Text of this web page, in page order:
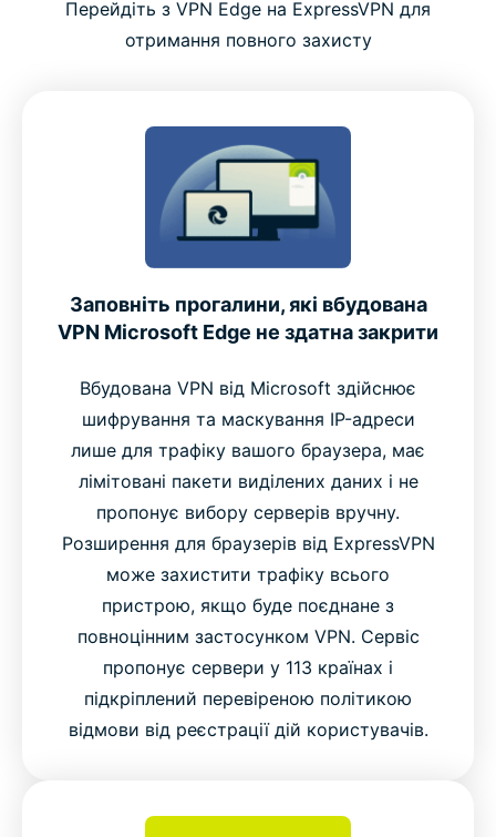
Поради щодо ефективного використання
ExpressVPN з Edge
Microsoft Edge
Функції преміум-класу, вбудовані в розширення
Чому користувачі Edge надають перевагу
ExpressVPN перед безкоштовними
Відгуки користувачів: Що говорять реальні
користувачі
Найпоширеніші запитання
Додайте ExpressVPN до Microsoft Edge зараз
Підключайся до всесвітньої серверної мережі
ExpressVPN всередині Edge
Перейдіть з VPN Edge на ExpressVPN для
отримання повного захисту
Заповніть прогалини, які вбудована
VPN Microsoft Edge не здатна закрити
Вбудована VPN від Microsoft здійснює
шифрування та маскування IP-адреси
лише для трафіку вашого браузера, має
лімітовані пакети виділених даних і не
пропонує вибору серверів вручну.
Розширення для браузерів від ExpressVPN
може захистити трафіку всього
пристрою, якщо буде поєднане з
повноцінним застосунком VPN. Сервіс
пропонує сервери у 113 країнах і
підкріплений перевіреною політикою
відмови від реєстрації дій користувачів.